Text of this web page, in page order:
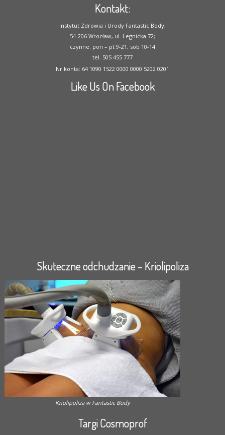
Kontakt:
Instytut Zdrowia i Urody Fantastic Body,
54-206 Wrocław, ul. Legnicka 72;
czynne: pon – pt 9-21, sob 10-14
tel. 505 455 777
Nr konta: 64 1090 1522 0000 0000 5202 0201
Like Us On Facebook
Skuteczne odchudzanie – Kriolipoliza
Kriolipoliza w Fantastic Body
Targi Cosmoprof